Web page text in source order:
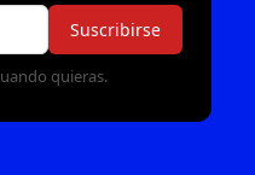
Suscribirse
quieras.